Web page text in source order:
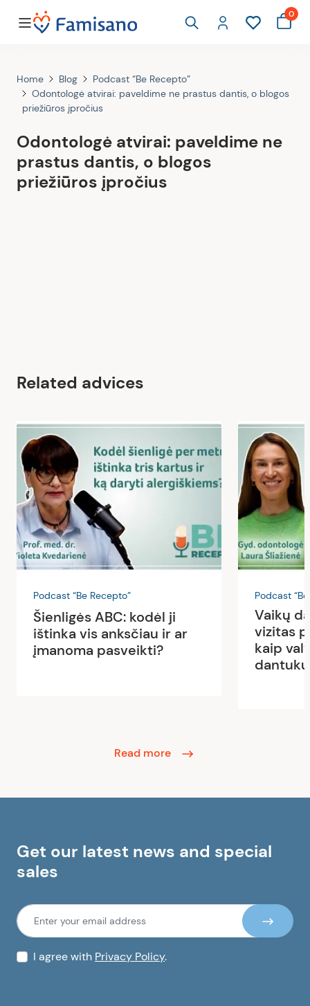
0
Home Blog
Podcast “Be Recepto”
Odontologė atvirai: paveldime ne prastus dantis, o blogos
priežiūros įpročius
Odontologė atvirai: paveldime ne
prastus dantis, o blogos
priežiūros įpročius
Related advices
Podcast “Be Recepto”
Šienligės ABC: kodėl ji
ištinka vis anksčiau ir ar
įmanoma pasveikti?
Podcast
Vaikų
vizitas
kaip
Read more
Get our latest news and special
sales
I agree with Privacy Policy.